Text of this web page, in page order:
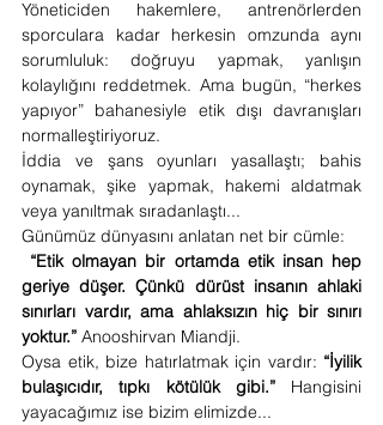
Yöneticiden hakemlere, antrenörlerden
sporculara kadar herkesin omzunda aynı
sorumluluk: doğruyu yapmak, yanlışın
kolaylığını reddetmek. Ama bugün, “herkes
yapıyor” bahanesiyle etik dışı davranışları
normalleştiriyoruz.
İddia ve şans oyunları yasallaştı; bahis
oynamak, şike yapmak, hakemi aldatmak
veya yanıltmak sıradanlaştı...
Günümüz dünyasını anlatan net bir cümle:
“Etik olmayan bir ortamda etik insan hep
geriye düşer. Çünkü dürüst insanın ahlaki
sınırları vardır, ama ahlaksızın hiç bir sınırı
yoktur.” Anooshirvan Miandji.
Oysa etik, bize hatırlatmak için vardır: “İyilik
bulaşıcıdır, tıpkı kötülük gibi.” Hangisini
yayacağımız ise bizim elimizde...